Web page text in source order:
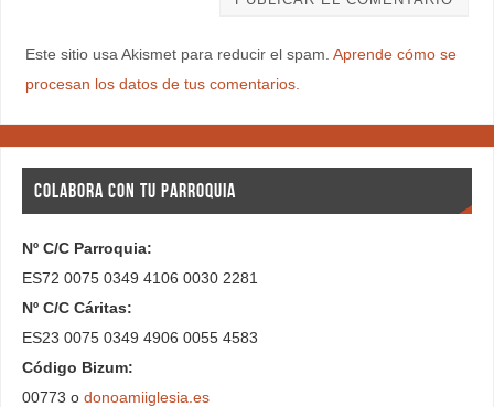
Este sitio usa Akismet para reducir el spam. Aprende cómo se
procesan los datos de tus comentarios.
COLABORA CON TU PARROQUIA
Nº C/C Parroquia:
ES72 0075 0349 4106 0030 2281
Nº C/C Cáritas:
ES23 0075 0349 4906 0055 4583
Código Bizum:
00773 o donoamiiglesia.es